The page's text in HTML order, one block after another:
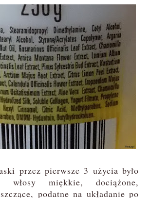
przez pierwsze 3 użycia było
włosy miękkie, dociążone,
podatne na układanie po